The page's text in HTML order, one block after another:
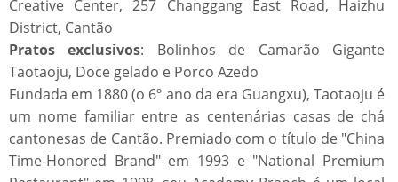
Creative Center, 257 Changgang East Road, Haizhu
District, Cantão
Pratos exclusivos: Bolinhos de Camarão Gigante
Taotaoju, Doce gelado e Porco Azedo
Fundada em 1880 (o 6º ano da era Guangxu), Taotaoju é
um nome familiar entre as centenárias casas de chá
cantonesas de Cantão. Premiado com o título de "China
Time-Honored Brand" em 1993 e "National Premium